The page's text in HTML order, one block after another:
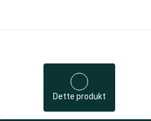
Dette produkt